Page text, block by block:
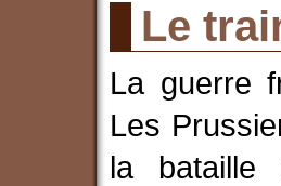
Le
La guerre
Les
la